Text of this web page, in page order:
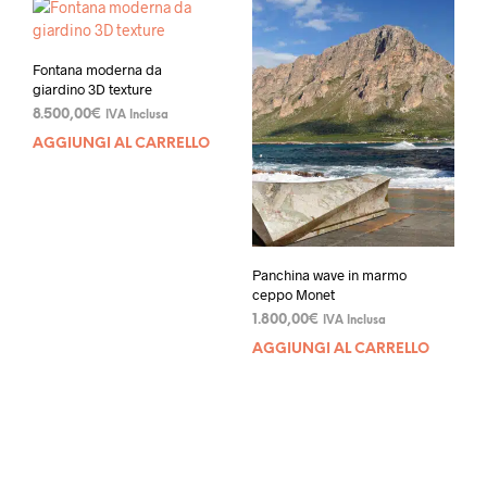
Fontana moderna da
giardino 3D texture
8.500,00€ IVA Inclusa
AGGIUNGI AL CARRELLO
Panchina wave in marmo
ceppo Monet
1.800,00€ IVA Inclusa
AGGIUNGI AL CARRELLO